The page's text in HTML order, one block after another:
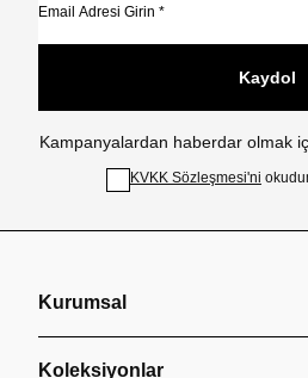
Kaydol
Kampanyalardan haberdar olmak
KVKK Sözleşmesi'ni
Kurumsal
Koleksiyonlar